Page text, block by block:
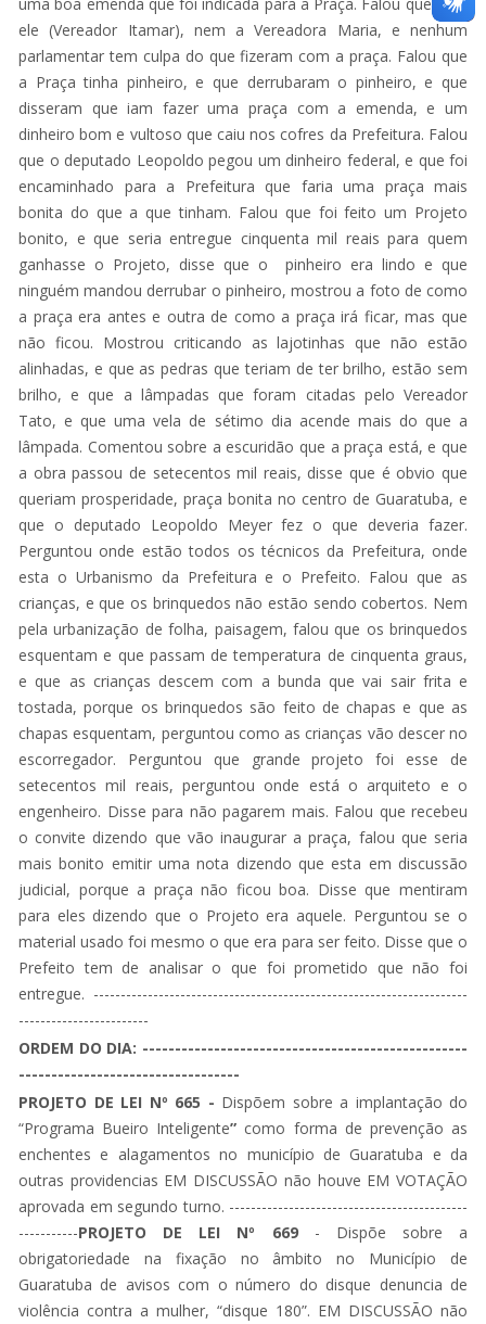
ele (Vereador Itamar), nem a Vereadora Maria, e nenhum
parlamentar tem culpa do que fizeram com a praça. Falou que
a Praça tinha pinheiro, e que derrubaram o pinheiro, e que
disseram que iam fazer uma praça com a emenda, e um
dinheiro bom e vultoso que caiu nos cofres da Prefeitura. Falou
que o deputado Leopoldo pegou um dinheiro federal, e que foi
encaminhado para a Prefeitura que faria uma praça mais
bonita do que a que tinham. Falou que foi feito um Projeto
bonito, e que seria entregue cinquenta mil reais para quem
ganhasse o Projeto, disse que o pinheiro era lindo e que
ninguém mandou derrubar o pinheiro, mostrou a foto de como
a praça era antes e outra de como a praça irá ficar, mas que
não ficou. Mostrou criticando as lajotinhas que não estão
alinhadas, e que as pedras que teriam de ter brilho, estão sem
brilho, e que a lâmpadas que foram citadas pelo Vereador
Tato, e que uma vela de sétimo dia acende mais do que a
lâmpada. Comentou sobre a escuridão que a praça está, e que
a obra passou de setecentos mil reais, disse que é obvio que
queriam prosperidade, praça bonita no centro de Guaratuba, e
que o deputado Leopoldo Meyer fez o que deveria fazer.
Perguntou onde estão todos os técnicos da Prefeitura, onde
esta o Urbanismo da Prefeitura e o Prefeito. Falou que as
crianças, e que os brinquedos não estão sendo cobertos. Nem
pela urbanização de folha, paisagem, falou que os brinquedos
esquentam e que passam de temperatura de cinquenta graus,
e que as crianças descem com a bunda que vai sair frita e
tostada, porque os brinquedos são feito de chapas e que as
chapas esquentam, perguntou como as crianças vão descer no
escorregador. Perguntou que grande projeto foi esse de
setecentos mil reais, perguntou onde está o arquiteto e o
engenheiro. Disse para não pagarem mais. Falou que recebeu
o convite dizendo que vão inaugurar a praça, falou que seria
mais bonito emitir uma nota dizendo que esta em discussão
judicial, porque a praça não ficou boa. Disse que mentiram
para eles dizendo que o Projeto era aquele. Perguntou se o
material usado foi mesmo o que era para ser feito. Disse que o
Prefeito tem de analisar o que foi prometido que não foi
entregue. ---------------------------------------------------------------------
------------------------
ORDEM DO DIA: --------------------------------------------------
----------------------------------
PROJETO DE LEI Nº 665 - Dispõem sobre a implantação do
“Programa Bueiro Inteligente” como forma de prevenção as
enchentes e alagamentos no município de Guaratuba e da
outras providencias EM DISCUSSÃO não houve EM VOTAÇÃO
aprovada em segundo turno. --------------------------------------------
-----------PROJETO DE LEI Nº 669- Dispõe sobre a
obrigatoriedade na fixação no âmbito no Município de
Guaratuba de avisos com o número do disque denuncia de
violência contra a mulher, “disque 180”. EM DISCUSSÃO não